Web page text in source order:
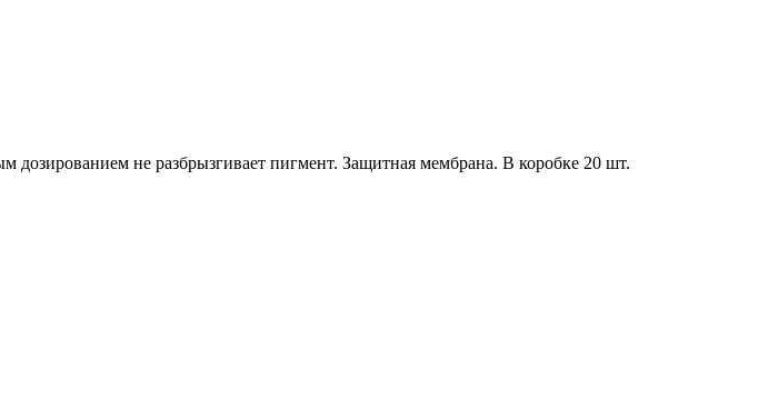
не разбрызгивает пигмент. Защитная мембрана. В коробке 20 шт.